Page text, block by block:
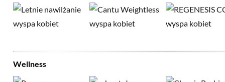
Wellness